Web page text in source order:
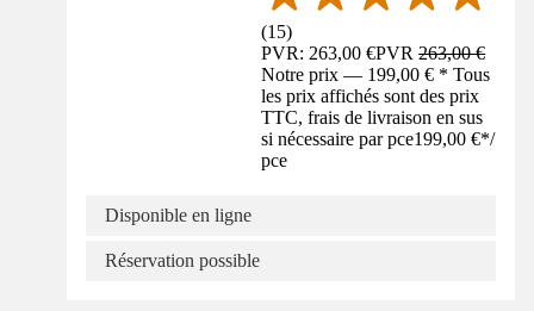
(15)
PVR: 263,00 €PVR263,00 €
Notre prix — 199,00 € * Tous
les prix affichés sont des prix
TTC, frais de livraison en sus
si nécessaire par pce199,00 €*/
pce
Disponible en ligne
Réservation possible